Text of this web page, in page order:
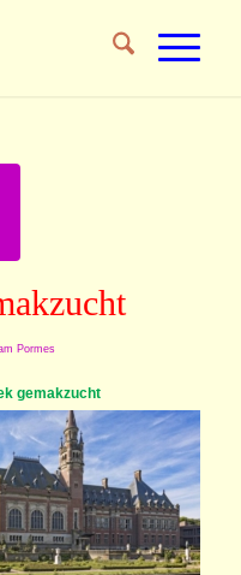
Pormes
gemakzucht